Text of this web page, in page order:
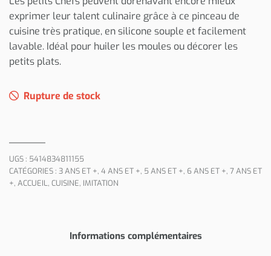
exprimer leur talent culinaire grâce à ce pinceau de
cuisine très pratique, en silicone souple et facilement
lavable. Idéal pour huiler les moules ou décorer les
petits plats.
Rupture de stock
UGS : 5414834811155
CATÉGORIES : 3 ANS ET +, 4 ANS ET +, 5 ANS ET +, 6 ANS ET +, 7 ANS ET
+, ACCUEIL, CUISINE, IMITATION
Informations complémentaires